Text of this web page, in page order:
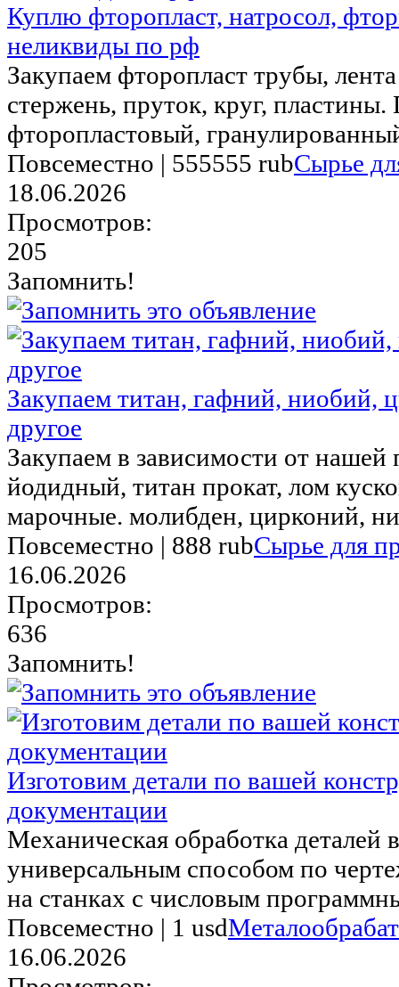
Куплю фторопласт, натросол,
неликвиды по рф
Закупаем фторопласт трубы,
стержень, пруток, круг,
фторопластовый,
Повсеместно | 555555 rubСырье
18.06.2026
Просмотров:
205
Запомнить!
Закупаем титан, гафний, ниобий,
другое
Закупаем в зависимости от нашей
йодидный, титан прокат, лом
марочные. молибден, цирконий,
Повсеместно | 888 rubСырье для
16.06.2026
Просмотров:
636
Запомнить!
Изготовим детали по вашей
документации
Механическая обработка деталей
универсальным способом по
на станках с числовым
Повсеместно | 1 usd
16.06.2026